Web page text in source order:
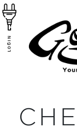
LOGIN